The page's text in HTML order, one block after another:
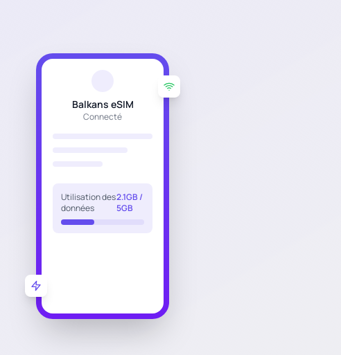
Balkans eSIM
Connecté
Utilisation des
données
2.1GB /
5GB